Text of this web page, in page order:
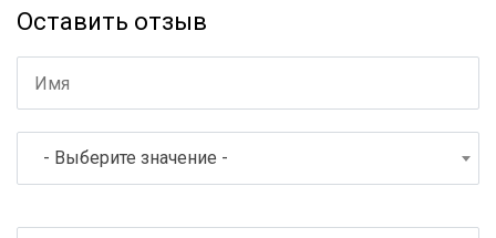
Оставить отзыв
- Выберите значение -